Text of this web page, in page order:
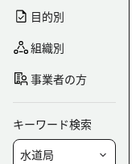
目的別
組織別
事業者の方
キーワード検索